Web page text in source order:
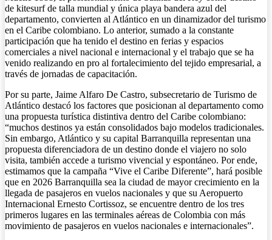
de kitesurf de talla mundial y única playa bandera azul del
departamento, convierten al Atlántico en un dinamizador del turismo
en el Caribe colombiano. Lo anterior, sumado a la constante
participación que ha tenido el destino en ferias y espacios
comerciales a nivel nacional e internacional y el trabajo que se ha
venido realizando en pro al fortalecimiento del tejido empresarial, a
través de jornadas de capacitación.
Por su parte, Jaime Alfaro De Castro, subsecretario de Turismo de
Atlántico destacó los factores que posicionan al departamento como
una propuesta turística distintiva dentro del Caribe colombiano:
“muchos destinos ya están consolidados bajo modelos tradicionales.
Sin embargo, Atlántico y su capital Barranquilla representan una
propuesta diferenciadora de un destino donde el viajero no solo
visita, también accede a turismo vivencial y espontáneo. Por ende,
estimamos que la campaña “Vive el Caribe Diferente”, hará posible
que en 2026 Barranquilla sea la ciudad de mayor crecimiento en la
llegada de pasajeros en vuelos nacionales y que su Aeropuerto
Internacional Ernesto Cortissoz, se encuentre dentro de los tres
primeros lugares en las terminales aéreas de Colombia con más
movimiento de pasajeros en vuelos nacionales e internacionales”.